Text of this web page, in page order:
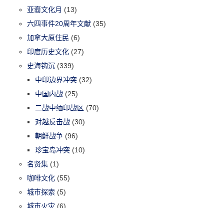
亚裔文化月 (13)
六四事件20周年文献 (35)
加拿大原住民 (6)
印度历史文化 (27)
史海钩沉 (339)
中印边界冲突 (32)
中国内战 (25)
二战中缅印战区 (70)
对越反击战 (30)
朝鲜战争 (96)
珍宝岛冲突 (10)
名贤集 (1)
咖啡文化 (55)
城市探索 (5)
城市火灾 (6)